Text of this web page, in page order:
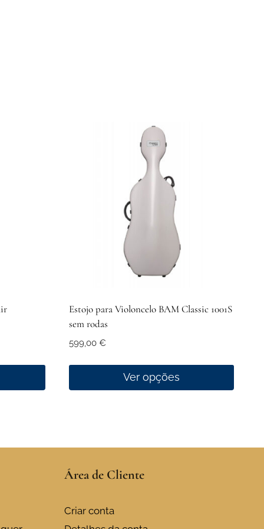
Estojo para Violoncelo BAM Classic 1001S
sem rodas
599,00 €
Ver opções
multiple
The
may
be
Área de Cliente
Criar conta